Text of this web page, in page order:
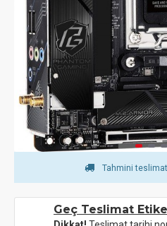
Tahmini
Geç Teslimat